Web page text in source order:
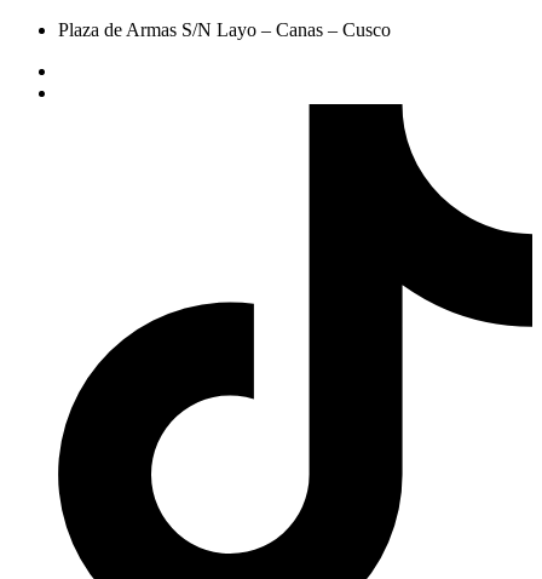
Plaza de Armas S/N Layo – Canas – Cusco